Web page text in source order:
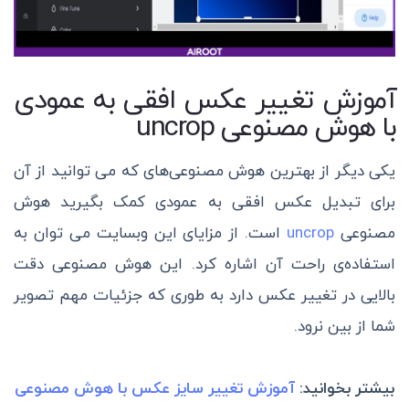
آموزش تغییر عکس افقی به عمودی
با هوش مصنوعی uncrop
یکی دیگر از بهترین هوش مصنوعی‌های که می توانید از آن
برای تبدیل عکس افقی به عمودی کمک بگیرید هوش
مصنوعی uncrop است. از مزایای این وبسایت می توان به
استفاده‌ی راحت آن اشاره کرد. این هوش مصنوعی دقت
بالایی در تغییر عکس دارد به طوری که جزئیات مهم تصویر
شما از بین نرود.
بیشتر بخوانید: آموزش تغییر سایز عکس با هوش مصنوعی